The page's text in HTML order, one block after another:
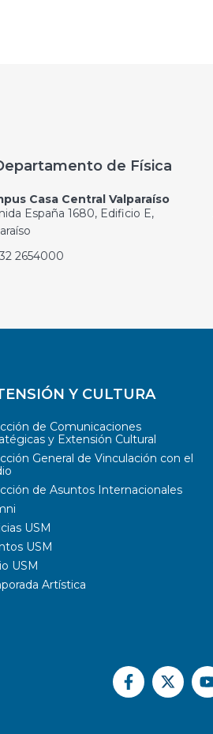
de Física
Casa Central Valparaíso
España 1680, Edificio E,
2654000
Y CULTURA
de Comunicaciones
y Extensión Cultural
General de Vinculación con el
de Asuntos Internacionales
USM
USM
USM
Artística